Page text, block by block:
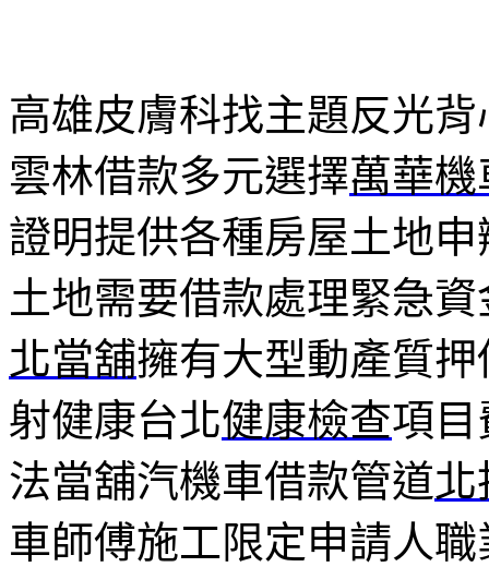
高雄皮膚科找主題反光背
雲林借款多元選擇萬華
證明提供各種房屋土地
土地需要借款處理緊急
北當舖擁有大型動產質
射健康台北健康檢查項目
法當舖汽機車借款管道北
車師傅施工限定申請人